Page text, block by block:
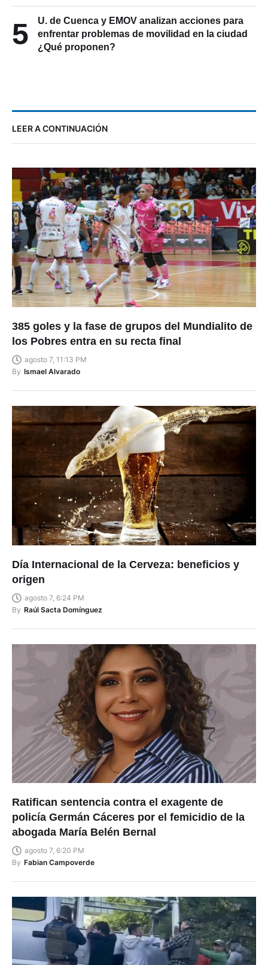
5
U. de Cuenca y EMOV analizan acciones para
enfrentar problemas de movilidad en la ciudad
¿Qué proponen?
LEER A CONTINUACIÓN
385 goles y la fase de grupos del Mundialito de
los Pobres entra en su recta final
agosto 7, 11:13 PM
By Ismael Alvarado
Día Internacional de la Cerveza: beneficios y
origen
agosto 7, 6:24 PM
By Raúl Sacta Domínguez
Ratifican sentencia contra el exagente de
policía Germán Cáceres por el femicidio de la
abogada María Belén Bernal
agosto 7, 6:20 PM
By Fabian Campoverde